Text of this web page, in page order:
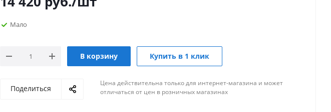
Мало
В корзину Купить в 1 клик
Поделиться
Цена действительна только для интернет-магазина и может
отличаться от цен в розничных магазинах